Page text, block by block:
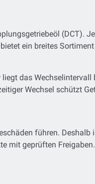
(DCT).
ein breites
das
Wechsel schützt
führen. Deshalb
mit geprüften Freigaben.